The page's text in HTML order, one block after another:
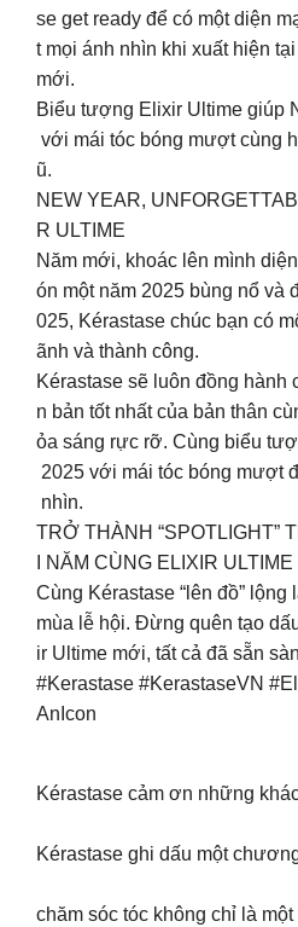
se get ready để có một diện
t mọi ánh nhìn khi xuất hiện
mới.
Biểu tượng Elixir Ultime giúp
với mái tóc bóng mượt cùng
ũ.
NEW YEAR,
R ULTIME
Năm mới, khoác lên mình
ón một năm 2025 bùng nổ và
025, Kérastase chúc bạn có
ãnh và thành công.
Kérastase sẽ luôn đồng hành
n bản tốt nhất của bản thân
ỏa sáng rực rỡ. Cùng biểu
2025 với mái tóc bóng mượt
nhìn.
TRỞ THÀNH “SPOTLIGHT”
I NĂM CÙNG ELIXIR ULTIME
Cùng Kérastase “lên đồ” lộng
mùa lễ hội. Đừng quên tạo
ir Ultime mới, tất cả đã sẵn
#Kerastase #KerastaseVN
AnIcon
Kérastase cảm ơn những
Kérastase ghi dấu một
chăm sóc tóc không chỉ là